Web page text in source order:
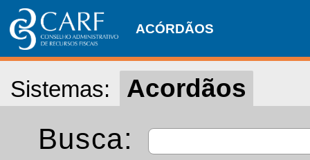
ACÓRDÃOS
Sistemas: Acordãos
Busca: